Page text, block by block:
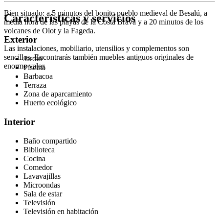
Bien situado: a 5 minutos del bonito pueblo medieval de Besalú, a
media hora de las playas de la Costa Brava y a 20 minutos de los
volcanes de Olot y la Fageda.
Las instalaciones, mobiliario, utensilios y complementos son
sencillos. Encontrarás también muebles antiguos originales de
enorme valor.
Características y servicios
Exterior
Jardín
Piscina
Barbacoa
Terraza
Zona de aparcamiento
Huerto ecológico
Interior
Baño compartido
Biblioteca
Cocina
Comedor
Lavavajillas
Microondas
Sala de estar
Televisión
Televisión en habitación